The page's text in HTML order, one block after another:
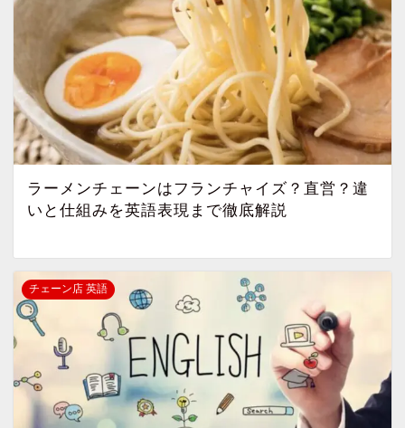
ラーメンチェーンはフランチャイズ？直営？違
いと仕組みを英語表現まで徹底解説
チェーン店 英語